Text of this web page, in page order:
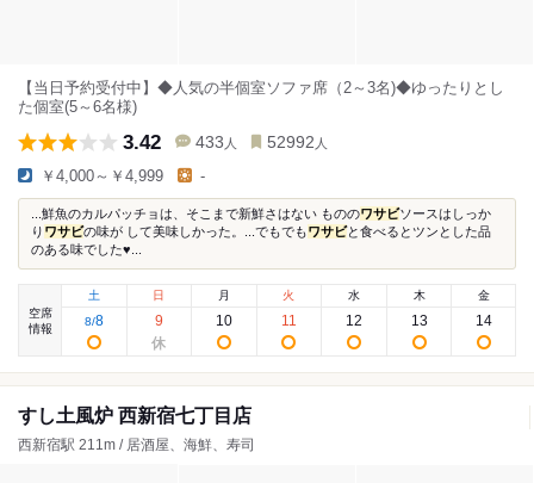
【当日予約受付中】◆人気の半個室ソファ席（2～3名)◆ゆったりとし
た個室(5～6名様)
3.42 433 人 52992 人
￥4,000～￥4,999 -
...鮮魚のカルパッチョは、そこまで新鮮さはない もののワサビソースはしっか
り ワサビの味が して美味しかった。...でもでもワサビと食べるとツンとした品
のある味でした♥...
空席
情報
土
8/8
日
9
月
10
火
11
水
12
木
13
金
14
すし土風炉 西新宿七丁目店
西新宿駅 211m / 居酒屋、海鮮、寿司